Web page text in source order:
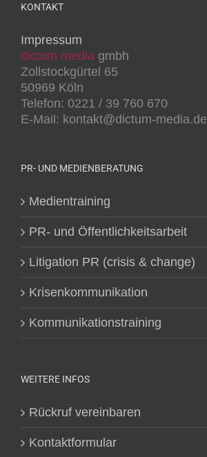
KONTAKT
Impressum
dictum media gmbh
Zollstockgürtel 65
50969 Köln
Telefon: 0221 / 39 760 670
E-Mail: kontakt@dictum-media.de
PR- UND MEDIENBERATUNG
Medientraining
PR- und Öffentlichkeitsarbeit
Litigation PR (crisis & change)
Krisenkommunikation
Kommunikationstraining
WEITERE INFOS
Rückruf vereinbaren
Kontaktformular